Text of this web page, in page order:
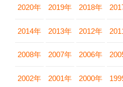
2020年 2019年 2018年
2014年 2013年 2012年
2008年 2007年 2006年
2002年 2001年 2000年